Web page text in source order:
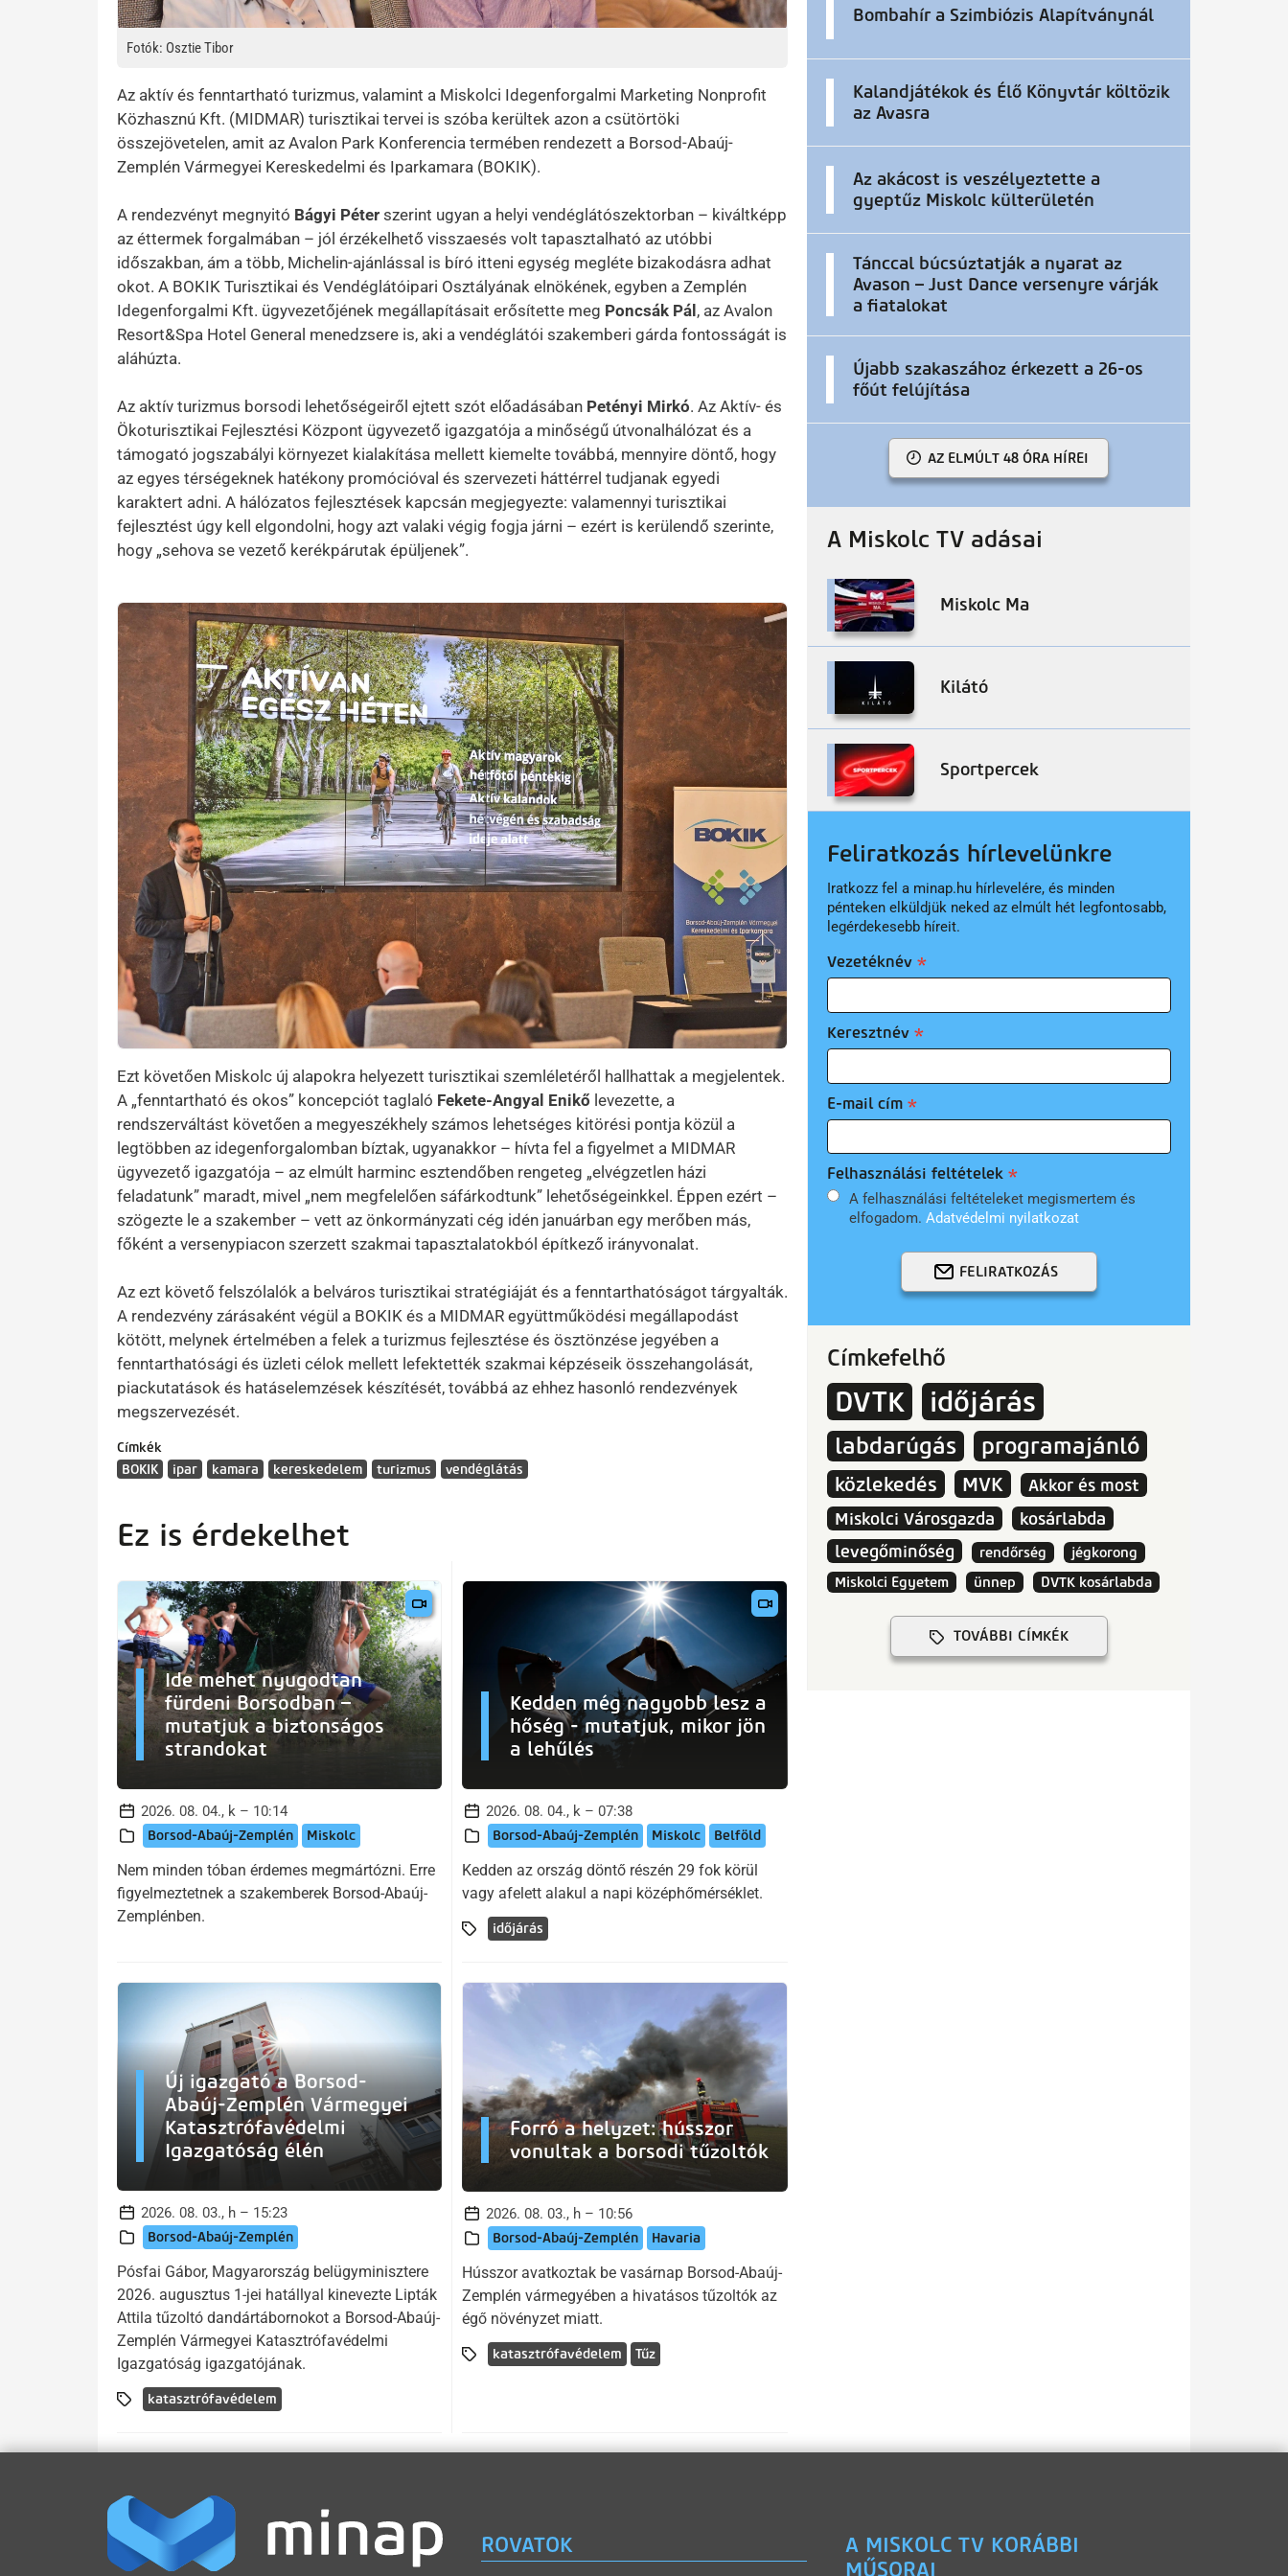
Fotók: Osztie Tibor
Az aktív és fenntartható turizmus, valamint a Miskolci Idegenforgalmi Marketing Nonprofit
Közhasznú Kft. (MIDMAR) turisztikai tervei is szóba kerültek azon a csütörtöki
összejövetelen, amit az Avalon Park Konferencia termében rendezett a Borsod-Abaúj-
Zemplén Vármegyei Kereskedelmi és Iparkamara (BOKIK).
A rendezvényt megnyitó Bágyi Péter szerint ugyan a helyi vendéglátószektorban – kiváltképp
az éttermek forgalmában – jól érzékelhető visszaesés volt tapasztalható az utóbbi
időszakban, ám a több, Michelin-ajánlással is bíró itteni egység megléte bizakodásra adhat
okot. A BOKIK Turisztikai és Vendéglátóipari Osztályának elnökének, egyben a Zemplén
Idegenforgalmi Kft. ügyvezetőjének megállapításait erősítette meg Poncsák Pál , az Avalon
Resort&Spa Hotel General menedzsere is, aki a vendéglátói szakemberi gárda fontosságát is
aláhúzta.
Az aktív turizmus borsodi lehetőségeiről ejtett szót előadásában Petényi Mirkó. Az Aktív- és
Ökoturisztikai Fejlesztési Központ ügyvezető igazgatója a minőségű útvonalhálózat és a
támogató jogszabályi környezet kialakítása mellett kiemelte továbbá, mennyire döntő, hogy
az egyes térségeknek hatékony promócióval és szervezeti háttérrel tudjanak egyedi
karaktert adni. A hálózatos fejlesztések kapcsán megjegyezte: valamennyi turisztikai
fejlesztést úgy kell elgondolni, hogy azt valaki végig fogja járni – ezért is kerülendő szerinte,
hogy „sehova se vezető kerékpárutak épüljenek”.
Kép
Ezt követően Miskolc új alapokra helyezett turisztikai szemléletéről hallhattak a megjelentek.
A „fenntartható és okos” koncepciót taglaló Fekete-Angyal Enikő levezette, a
rendszerváltást követően a megyeszékhely számos lehetséges kitörési pontja közül a
legtöbben az idegenforgalomban bíztak, ugyanakkor – hívta fel a figyelmet a MIDMAR
ügyvezető igazgatója – az elmúlt harminc esztendőben rengeteg „elvégzetlen házi
feladatunk” maradt, mivel „nem megfelelően sáfárkodtunk” lehetőségeinkkel. Éppen ezért –
szögezte le a szakember – vett az önkormányzati cég idén januárban egy merőben más,
főként a versenypiacon szerzett szakmai tapasztalatokból építkező irányvonalat.
Az ezt követő felszólalók a belváros turisztikai stratégiáját és a fenntarthatóságot tárgyalták.
A rendezvény zárásaként végül a BOKIK és a MIDMAR együttműködési megállapodást
kötött, melynek értelmében a felek a turizmus fejlesztése és ösztönzése jegyében a
fenntarthatósági és üzleti célok mellett lefektették szakmai képzéseik összehangolását,
piackutatások és hatáselemzések készítését, továbbá az ehhez hasonló rendezvények
megszervezését.
Címkék
BOKIK
ipar kamara kereskedelem turizmus vendéglátás
Ez is érdekelhet
Ide mehet nyugodtan
fürdeni Borsodban –
mutatjuk a biztonságos
strandokat
2026. 08. 04., k – 10:14
Borsod-Abaúj-Zemplén Miskolc
Nem minden tóban érdemes megmártózni. Erre
figyelmeztetnek a szakemberek Borsod-Abaúj-
Zemplénben.
Kedden még nagyobb lesz a
hőség - mutatjuk, mikor jön
a lehűlés
2026. 08. 04., k – 07:38
Borsod-Abaúj-Zemplén Miskolc Belföld
Kedden az ország döntő részén 29 fok körül
vagy afelett alakul a napi középhőmérséklet.
időjárás
Új igazgató a Borsod-
Abaúj-Zemplén Vármegyei
Katasztrófavédelmi
Igazgatóság élén
2026. 08. 03., h – 15:23
Borsod-Abaúj-Zemplén
Pósfai Gábor, Magyarország belügyminisztere
2026. augusztus 1-jei hatállyal kinevezte Lipták
Attila tűzoltó dandártábornokot a Borsod-Abaúj-
Zemplén Vármegyei Katasztrófavédelmi
Igazgatóság igazgatójának.
katasztrófavédelem
Forró a helyzet: hússzor
vonultak a borsodi tűzoltók
2026. 08. 03., h – 10:56
Borsod-Abaúj-Zemplén Havaria
Hússzor avatkoztak be vasárnap Borsod-Abaúj-
Zemplén vármegyében a hivatásos tűzoltók az
égő növényzet miatt.
katasztrófavédelem Tűz
Bombahír a Szimbiózis Alapítványnál
Kalandjátékok és Élő Könyvtár költözik
az Avasra
Az akácost is veszélyeztette a
gyeptűz Miskolc külterületén
Tánccal búcsúztatják a nyarat az
Avason – Just Dance versenyre várják
a fiatalokat
Újabb szakaszához érkezett a 26-os
főút felújítása
AZ ELMÚLT 48 ÓRA HÍREI
A Miskolc TV adásai
Miskolc Ma
Kilátó
Sportpercek
Feliratkozás hírlevelünkre
Iratkozz fel a minap.hu hírlevelére, és minden
pénteken elküldjük neked az elmúlt hét legfontosabb,
legérdekesebb híreit.
Vezetéknév
Keresztnév
E-mail cím
Felhasználási feltételek
A felhasználási feltételeket megismertem és
elfogadom. Adatvédelmi nyilatkozat
FELIRATKOZÁS
Címkefelhő
DVTK időjárás
labdarúgás programajánló
közlekedés MVK
Akkor és most
Miskolci Városgazda
kosárlabda
levegőminőség
rendőrség
jégkorong
Miskolci Egyetem
ünnep DVTK kosárlabda
TOVÁBBI CÍMKÉK
ROVATOK
A MISKOLC TV KORÁBBI
MŰSORAI